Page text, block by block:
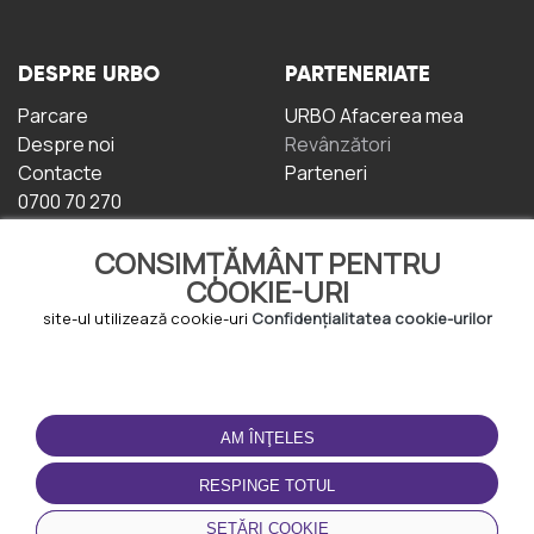
CONSIMȚĂMÂNT PENTRU
COOKIE-URI
site-ul utilizează cookie-uri Confidențialitatea cookie-urilor
AM ÎNŢELES
RESPINGE TOTUL
SETĂRI COOKIE
DESPRE URBO
Parcare
Despre noi
Contacte
0700 70 270
PARTENERIATE
URBO Afacerea mea
Revânzători
Parteneri
TERMENI DE UTILIZARE
Termeni și condiții
Politica de
Confidențialitate
Politica de cookie-uri
DESCĂRCAȚI
APLICAȚIA